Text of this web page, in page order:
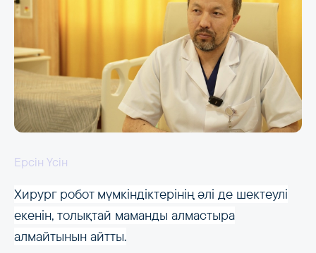
Ерсін Үсін
Хирург робот мүмкіндіктерінің әлі де шектеулі
екенін, толықтай маманды алмастыра
алмайтынын айтты.